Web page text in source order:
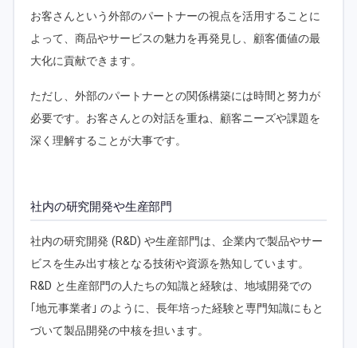
お客さんという外部のパートナーの視点を活用することに
よって、商品やサービスの魅力を再発見し、顧客価値の最
大化に貢献できます。
ただし、外部のパートナーとの関係構築には時間と努力が
必要です。お客さんとの対話を重ね、顧客ニーズや課題を
深く理解することが大事です。
社内の研究開発や生産部門
社内の研究開発 (R&D) や生産部門は、企業内で製品やサー
ビスを生み出す核となる技術や資源を熟知しています。
R&D と生産部門の人たちの知識と経験は、地域開発での
｢地元事業者｣ のように、長年培った経験と専門知識にもと
づいて製品開発の中核を担います。